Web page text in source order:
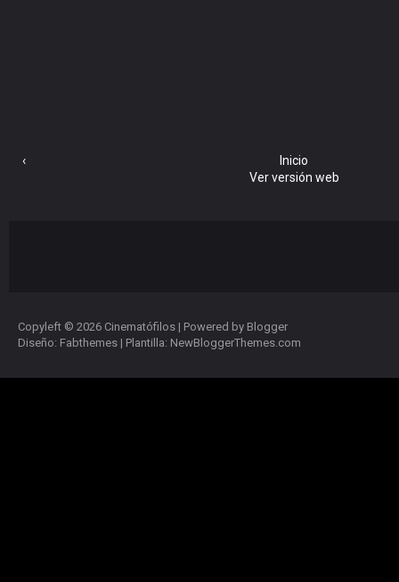
‹
Inicio
Ver versión web
Copyleft © 2026 Cinematófilos | Powered by Blogger
Diseño: Fabthemes | Plantilla: NewBloggerThemes.com